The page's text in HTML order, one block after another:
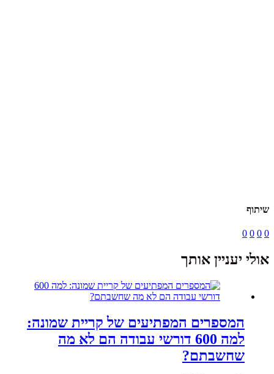
שיתוף
0
0
0
0
אולי יעניין אותך
המספרים המפתיעים של קריית שמונה:
למה 600 דורשי עבודה הם לא מה
שחשבתם?